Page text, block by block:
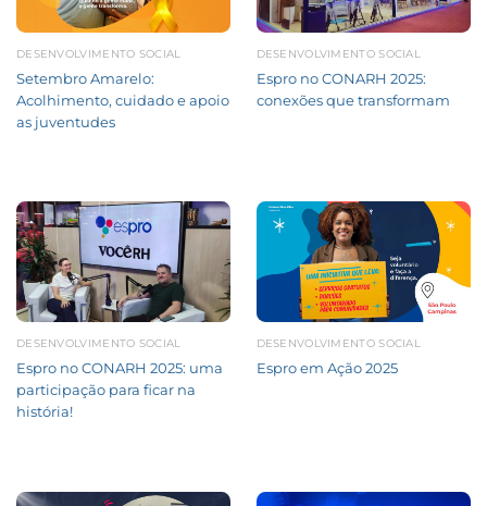
DESENVOLVIMENTO SOCIAL
Setembro Amarelo:
Acolhimento, cuidado e apoio
as juventudes
DESENVOLVIMENTO SOCIAL
Espro no CONARH 2025:
conexões que transformam
DESENVOLVIMENTO SOCIAL
Espro no CONARH 2025: uma
participação para ficar na
história!
DESENVOLVIMENTO SOCIAL
Espro em Ação 2025